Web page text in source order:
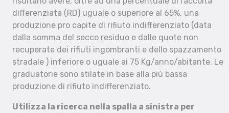
differenziata (RD) uguale o superiore al 65%, una
produzione pro capite di rifiuto indifferenziato (data
dalla somma del secco residuo e dalle quote non
recuperate dei rifiuti ingombranti e dello spazzamento
stradale ) inferiore o uguale ai 75 Kg/anno/abitante. Le
graduatorie sono stilate in base alla più bassa
produzione di rifiuto indifferenziato.
Utilizza la ricerca nella spalla a sinistra per